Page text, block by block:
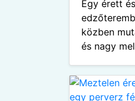
Egy érett
közben
és nagy